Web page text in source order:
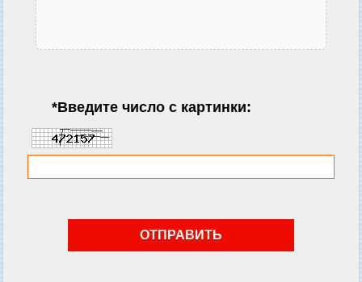
*Введите число с картинки: